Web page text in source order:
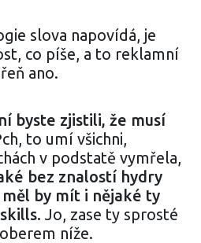
slova napovídá, je
co píše, a to reklamní
ano.
byste zjistili, že musí
to umí všichni,
v podstatě vymřela,
bez znalostí hydry
by mít i nějaké ty
Jo, zase ty sprosté
níže.